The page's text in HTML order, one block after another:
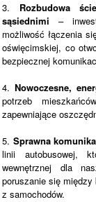
3. Rozbudowa
sąsiednimi –
możliwość łączenia
oświęcimskiej, co
bezpiecznej
4.Nowoczesne,
potrzeb
zapewniające
5. Sprawna
linii autobusowej,
wewnętrznej dla
poruszanie się
z samochodów.